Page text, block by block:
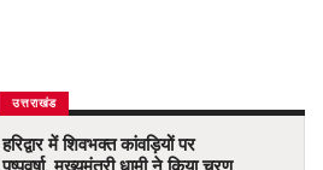
उत्तराखंड
हरिद्वार में शिवभक्त कांवड़ियों पर
पुष्पवर्षा, मुख्यमंत्री धामी ने किया चरण